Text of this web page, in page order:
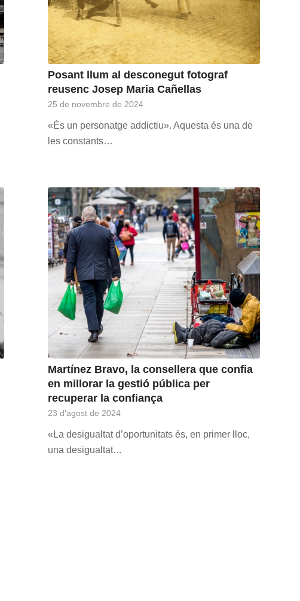
Posant llum al desconegut fotograf
reusenc Josep Maria Cañellas
25 de novembre de 2024
«És un personatge addictiu». Aquesta és una de
les constants…
Martínez Bravo, la consellera que confia
en millorar la gestió pública per
recuperar la confiança
23 d'agost de 2024
«La desigualtat d’oportunitats és, en primer lloc,
una desigualtat…